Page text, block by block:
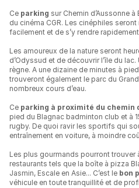
Ce parking sur Chemin d’Aussonne
du cinéma CGR. Les cinéphiles
facilement et de s’y rendre
Les amoureux de la nature seront
d’Odyssud et de découvrir l’île du
règne. A une dizaine de minutes à
trouveront également le parc du
nombreux cours d’eau.
Ce parking à proximité du chemin
pied du Blagnac badminton club et à
rugby. De quoi ravir les sportifs qui
entraînement en voiture, à moindre
Les plus gourmands pourront trouver
restaurants tels que la boîte à pizza
Jasmin, Escale en Asie... C’est le bon
véhicule en toute tranquillité et de